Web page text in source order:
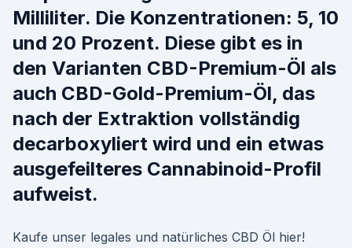
Milliliter. Die Konzentrationen: 5, 10
und 20 Prozent. Diese gibt es in
den Varianten CBD-Premium-Öl als
auch CBD-Gold-Premium-Öl, das
nach der Extraktion vollständig
decarboxyliert wird und ein etwas
ausgefeilteres Cannabinoid-Profil
aufweist.
Kaufe unser legales und natürliches CBD Öl hier!